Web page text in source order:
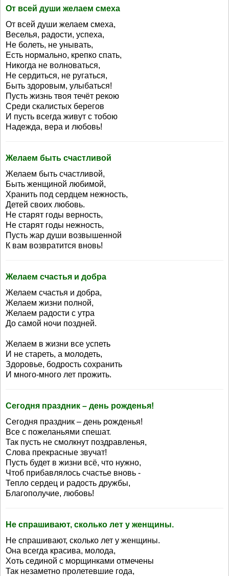
От всей души желаем смеха
От всей души желаем смеха,
Веселья, радости, успеха,
Не болеть, не унывать,
Есть нормально, крепко спать,
Никогда не волноваться,
Не сердиться, не ругаться,
Быть здоровым, улыбаться!
Пусть жизнь твоя течёт рекою
Среди скалистых берегов
И пусть всегда живут с тобою
Надежда, вера и любовь!
Желаем быть счастливой
Желаем быть счастливой,
Быть женщиной любимой,
Хранить под сердцем нежность,
Детей своих любовь.
Не старят годы верность,
Не старят годы нежность,
Пусть жар души возвышенной
К вам возвратится вновь!
Желаем счастья и добра
Желаем счастья и добра,
Желаем жизни полной,
Желаем радости с утра
До самой ночи поздней.
Желаем в жизни все успеть
И не стареть, а молодеть,
Здоровье, бодрость сохранить
И много-много лет прожить.
Сегодня праздник – день рожденья!
Сегодня праздник – день рожденья!
Все с пожеланьями спешат.
Так пусть не смолкнут поздравленья,
Слова прекрасные звучат!
Пусть будет в жизни всё, что нужно,
Чтоб прибавлялось счастье вновь -
Тепло сердец и радость дружбы,
Благополучие, любовь!
Не спрашивают, сколько лет у женщины.
Не спрашивают, сколько лет у женщины.
Она всегда красива, молода,
Хоть сединой с морщинками отмечены
Так незаметно пролетевшие года,